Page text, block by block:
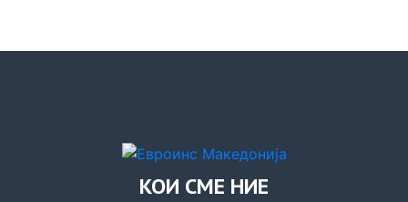
КОИ СМЕ НИЕ